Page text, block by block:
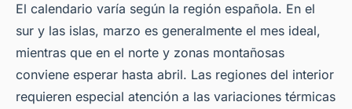
El calendario varía según la región española. En el
sur y las islas, marzo es generalmente el mes ideal,
mientras que en el norte y zonas montañosas
conviene esperar hasta abril. Las regiones del interior
requieren especial atención a las variaciones térmicas